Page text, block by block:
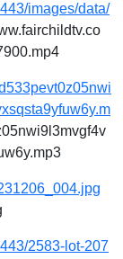
images/data/
2583-lot-207